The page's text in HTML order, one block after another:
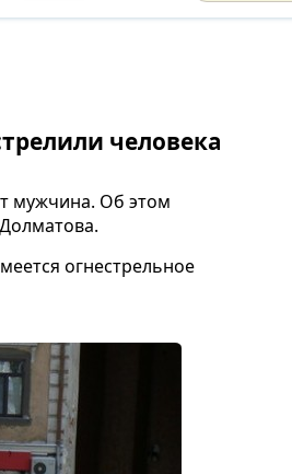
человека
мужчина. Об этом
огнестрельное